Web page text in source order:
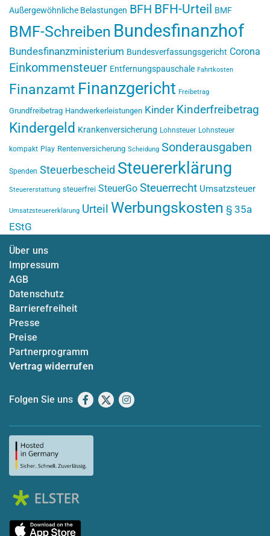
Außergewöhnliche Belastungen BFH BFH-Urteil BMF
BMF-Schreiben Bundesfinanzhof
Bundesfinanzministerium Bundesverfassungsgericht Corona
Einkommensteuer Entfernungspauschale Fahrtkosten
Finanzamt Finanzgericht Freibetrag
Grundfreibetrag Handwerkerleistungen Kinder Kinderfreibetrag
Kindergeld Krankenversicherung Lohnsteuer Lohnsteuer
kompakt Play Rentenversicherung Scheidung Sonderausgaben
Spenden Steuerbescheid Steuererklärung
Steuererstattung steuerfrei SteuerGo Steuerrecht Umsatzsteuer
Umsatzsteuererklärung Urteil Werbungskosten § 35a
EStG
Über uns
Impressum
AGB
Datenschutz
Barrierefreiheit
Presse
Preise
Partnerprogramm
Vertrag widerrufen
Folgen Sie uns Facebook
X Instagram